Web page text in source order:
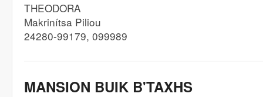
THEODORA
Makrinítsa Piliou
24280-99179, 099989
MANSION BUIK B'TAXHS